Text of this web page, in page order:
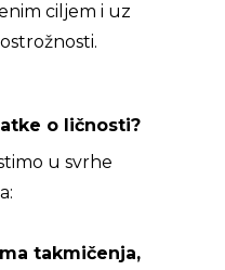
ciljem i uz
o ličnosti?
u svrhe
takmičenja,